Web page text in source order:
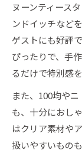
ヌーンティース
ンドイッチなど
ゲストにも好評
ぴったりで、手
るだけで特別感
また、100均や
も、十分におし
はクリア素材や
扱いやすいもの